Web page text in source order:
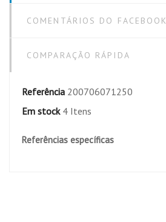
COMENTÁRIOS DO FACEBOOK
COMPARAÇÃO RÁPIDA
Referência 200706071250
Em stock 4 Itens
Referências específicas